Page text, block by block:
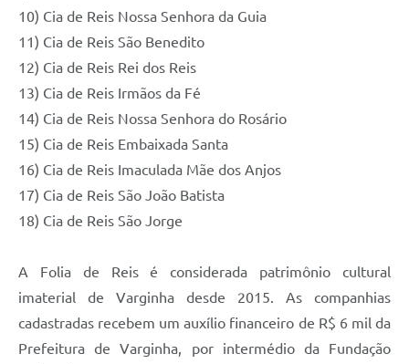
10) Cia de Reis Nossa Senhora da Guia
11) Cia de Reis São Benedito
12) Cia de Reis Rei dos Reis
13) Cia de Reis Irmãos da Fé
14) Cia de Reis Nossa Senhora do Rosário
15) Cia de Reis Embaixada Santa
16) Cia de Reis Imaculada Mãe dos Anjos
17) Cia de Reis São João Batista
18) Cia de Reis São Jorge
A Folia de Reis é considerada patrimônio cultural
imaterial de Varginha desde 2015. As companhias
cadastradas recebem um auxílio financeiro de R$ 6 mil da
Prefeitura de Varginha, por intermédio da Fundação